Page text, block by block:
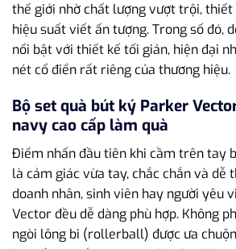
thế giới nhờ chất lượng vượt trội,
hiệu suất viết ấn tượng. Trong số đó,
nổi bật với thiết kế tối giản, hiện đại
nét cổ điển rất riêng của thương hiệu.
Bộ set quà bút ký Parker
navy cao cấp làm quà
Điểm nhấn đầu tiên khi cầm trên tay
là cảm giác vừa tay, chắc chắn và dễ
doanh nhân, sinh viên hay người yêu
Vector đều dễ dàng phù hợp. Không
ngòi lông bi (rollerball) được ưa